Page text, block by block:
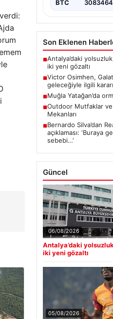
BTC 3083464
Son Eklenen
■Antalya’daki
iki yeni gözaltı
■Victor Osimhen,
geleceğiyle ilgili
■Muğla Yatağan’da
■Outdoor Mutfaklar ve
Mekanları
■Bernardo Silva’dan
açıklaması: ‘Buraya
sebebi…’
Güncel
06/08/2026
Antalya’daki
iki yeni gözaltı
05/08/2026